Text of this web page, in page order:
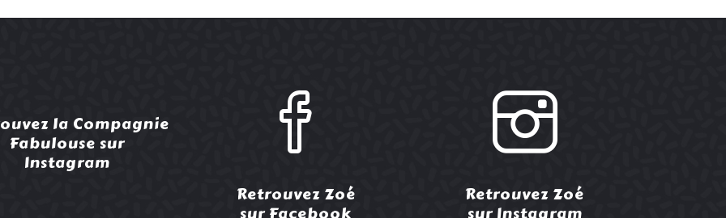
la Compagnie
Fabulouse sur
Instagram
Retrouvez Zoé
Retrouvez Zoé